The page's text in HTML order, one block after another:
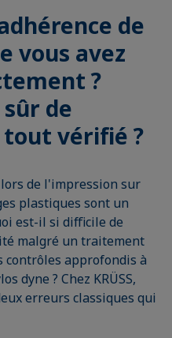
de
vous avez
?
de
vérifié ?
de l'impression sur
plastiques sont un
est-il si difficile de
malgré un traitement
contrôles approfondis à
dyne ? Chez KRÜSS,
erreurs classiques qui